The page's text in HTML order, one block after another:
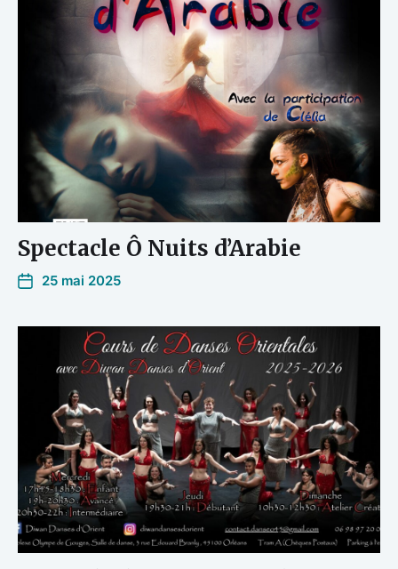
Spectacle Ô Nuits d’Arabie
25 mai 2025